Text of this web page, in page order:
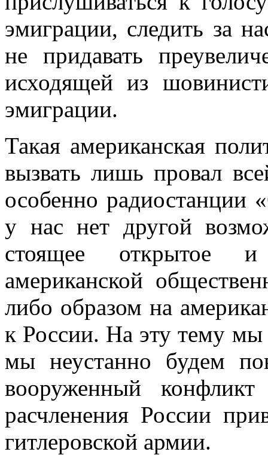
эмиграции, следить за
не придавать
исходящей из
эмиграции.
Такая американская
вызвать лишь провал
особенно радиостанции
у нас нет другой
стоящее открытое
американской
либо образом на
к России. На эту тему мы
мы неустанно будем
вооруженный
расчленения России
гитле­ровской армии.